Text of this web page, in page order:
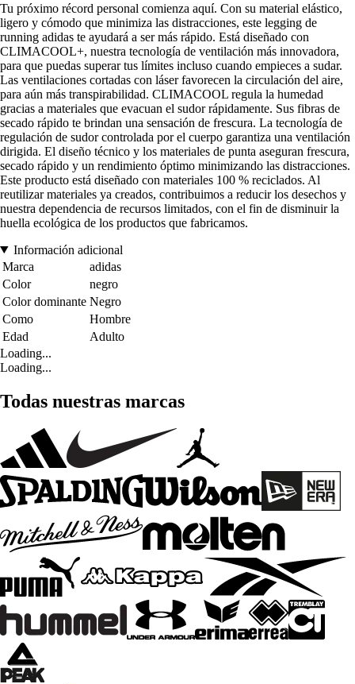
Tu próximo récord personal comienza aquí. Con su material elástico,
ligero y cómodo que minimiza las distracciones, este legging de
running adidas te ayudará a ser más rápido. Está diseñado con
CLIMACOOL+, nuestra tecnología de ventilación más innovadora,
para que puedas superar tus límites incluso cuando empieces a sudar.
Las ventilaciones cortadas con láser favorecen la circulación del aire,
para aún más transpirabilidad. CLIMACOOL regula la humedad
gracias a materiales que evacuan el sudor rápidamente. Sus fibras de
secado rápido te brindan una sensación de frescura. La tecnología de
regulación de sudor controlada por el cuerpo garantiza una ventilación
dirigida. El diseño técnico y los materiales de punta aseguran frescura,
secado rápido y un rendimiento óptimo minimizando las distracciones.
Este producto está diseñado con materiales 100 % reciclados. Al
reutilizar materiales ya creados, contribuimos a reducir los desechos y
nuestra dependencia de recursos limitados, con el fin de disminuir la
huella ecológica de los productos que fabricamos.
Información adicional
Marca
adidas
Color
negro
Color dominante Negro
Como
Hombre
Edad
Adulto
Loading...
Loading...
Todas nuestras marcas